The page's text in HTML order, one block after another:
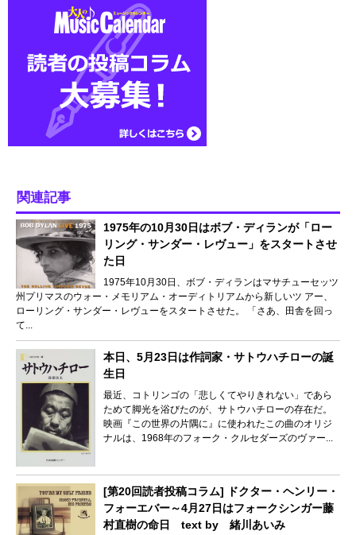
関連記事
1975年の10月30日はボブ・ディランが「ロー
リング・サンダー・レヴュー」をスタートさせ
た日
1975年10月30日、ボブ・ディランはマサチューセッツ
州プリマスのウォー・メモリアム・オーディトリアムから新しいツ アー、
ローリング・サンダー・レヴューをスタートさせた。 「さあ、田舎を回っ
て...
本日、5月23日は作詞家・サトウハチローの誕
生日
最近、コトリンゴの「悲しくてやりきれない」であら
ためて脚光を浴びたのが、サトウハチローの存在だ。
映画『この世界の片隅に』に使われたこの曲のオリジ
ナルは、1968年のフォーク・クルセダーズのヴァー...
[第20回読者投稿コラム] ドクター・ヘンリー・
フォーエバー～4月27日はフォークシンガー藤
村直樹の命日 text by 緒川あいみ